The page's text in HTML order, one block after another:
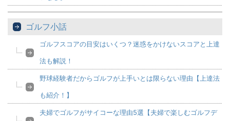
ゴルフ小話
ゴルフスコアの目安はいくつ？迷惑をかけないスコアと上達
法も解説！
野球経験者だからゴルフが上手いとは限らない理由【上達法
も紹介！】
夫婦でゴルフがサイコーな理由5選【夫婦で楽しむゴルフデ